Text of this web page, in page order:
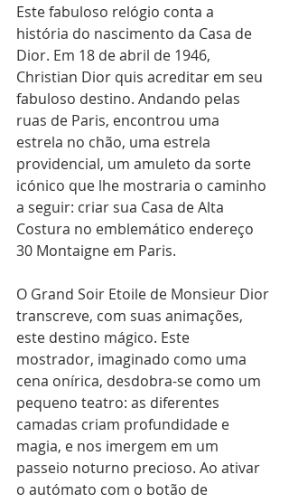
Este fabuloso relógio conta a
história do nascimento da Casa de
Dior. Em 18 de abril de 1946,
Christian Dior quis acreditar em seu
fabuloso destino. Andando pelas
ruas de Paris, encontrou uma
estrela no chão, uma estrela
providencial, um amuleto da sorte
icónico que lhe mostraria o caminho
a seguir: criar sua Casa de Alta
Costura no emblemático endereço
30 Montaigne em Paris.
O Grand Soir Etoile de Monsieur Dior
transcreve, com suas animações,
este destino mágico. Este
mostrador, imaginado como uma
cena onírica, desdobra-se como um
pequeno teatro: as diferentes
camadas criam profundidade e
magia, e nos imergem em um
passeio noturno precioso. Ao ativar
o autómato com o botão de